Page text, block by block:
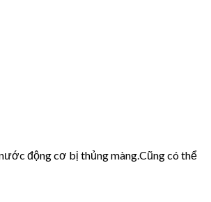
động cơ bị thủng màng.Cũng có thể